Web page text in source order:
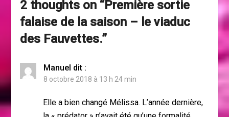
2 thoughts on “Première sortie
falaise de la saison – le viaduc
des Fauvettes.”
Manuel dit :
8 octobre 2018 à 13 h 24 min
Elle a bien changé Mélissa. L’année dernière,